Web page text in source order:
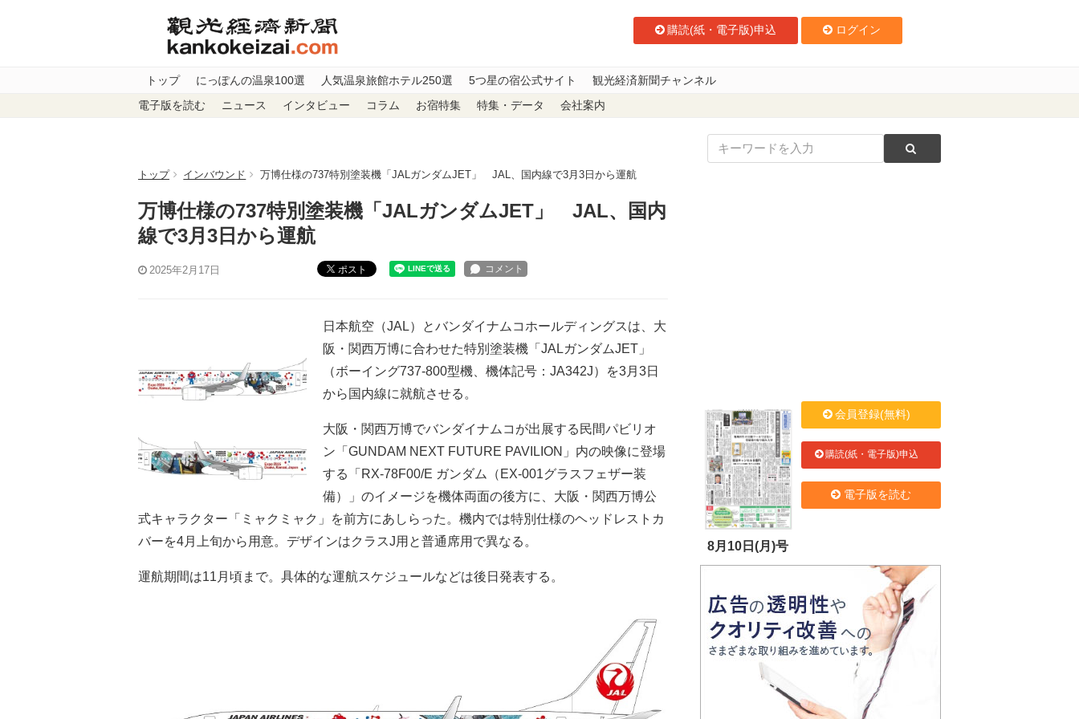
購読(紙・電子版)申込 ログイン
トップ にっぽんの温泉100選 人気温泉旅館ホテル250選 5つ星の宿公式サイト 観光経済新聞チャンネル
電子版を読む ニュース インタビュー コラム お宿特集 特集・データ 会社案内
トップ インバウンド 万博仕様の737特別塗装機「JALガンダムJET」 JAL、国内線で3月3日から運航
万博仕様の737特別塗装機「JALガンダムJET」 JAL、国内
線で3月3日から運航
2025年2月17日 ポスト
日本航空（JAL）とバンダイナムコホールディングスは、大
阪・関西万博に合わせた特別塗装機「JALガンダムJET」
（ボーイング737-800型機、機体記号：JA342J）を3月3日
から国内線に就航させる。
大阪・関西万博でバンダイナムコが出展する民間パビリオ
ン「GUNDAM NEXT FUTURE PAVILION」内の映像に登場
する「RX-78F00/E ガンダム（EX-001グラスフェザー装
備）」のイメージを機体両面の後方に、大阪・関西万博公
式キャラクター「ミャクミャク」を前方にあしらった。機内では特別仕様のヘッドレストカ
バーを4月上旬から用意。デザインはクラスJ用と普通席用で異なる。
運航期間は11月頃まで。具体的な運航スケジュールなどは後日発表する。
8月10日(月)号
会員登録(無料)
購読(紙・電子版)申込
電子版を読む